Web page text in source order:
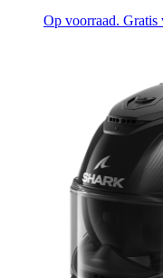
Op voorraad. Gratis